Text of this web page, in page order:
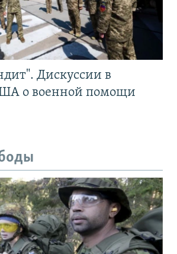
Дискуссии в
о военной помощи